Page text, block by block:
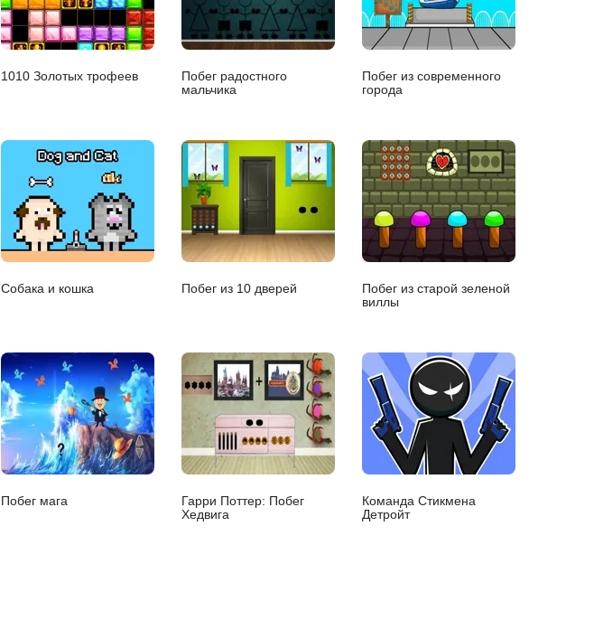
1010 Золотых трофеев
Побег радостного
мальчика
Побег из современного
города
Собака и кошка Побег из 10 дверей
Побег из старой зеленой
виллы
Побег мага
Гарри Поттер: Побег
Хедвига
Команда Стикмена
Детройт